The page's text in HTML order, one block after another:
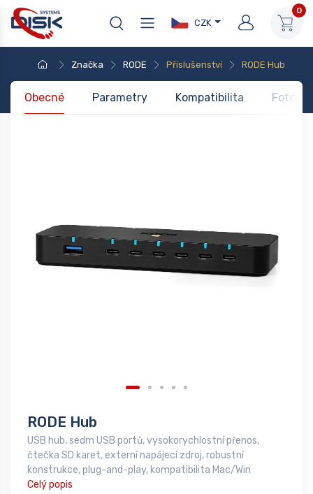
CZK
0
Značka RODE Příslušenství RODE Hub
Obecné Parametry Kompatibilita Foto
RODE Hub
USB hub, sedm USB portů, vysokorychlostní přenos,
čtečka SD karet, externí napájecí zdroj, robustní
konstrukce, plug-and-play, kompatibilita Mac/Win
Celý popis